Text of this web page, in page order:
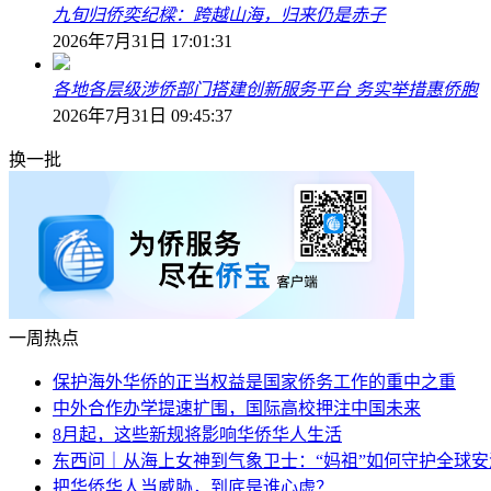
九旬归侨奕纪樑：跨越山海，归来仍是赤子
2026年7月31日 17:01:31
各地各层级涉侨部门搭建创新服务平台 务实举措惠侨胞
2026年7月31日 09:45:37
换一批
一周热点
保护海外华侨的正当权益是国家侨务工作的重中之重
中外合作办学提速扩围，国际高校押注中国未来
8月起，这些新规将影响华侨华人生活
东西问｜从海上女神到气象卫士：“妈祖”如何守护全球